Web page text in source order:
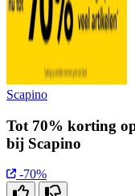
Scapino
Tot 70% korting
bij Scapino
-70%